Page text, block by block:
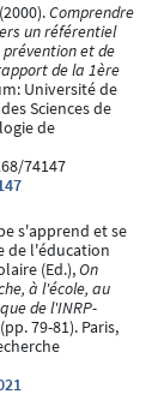
Comprendre
un référentiel
et de
de la 1ère
Université de
Sciences de
de
74147
s'apprend et se
de l'éducation
(Ed.),On
à l'école, au
de l'INRP-
(pp. 79-81). Paris,